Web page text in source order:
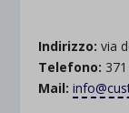
Indirizzo: via
Telefono:
Mail: